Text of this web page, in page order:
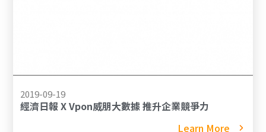
2019-09-19
經濟日報 X Vpon威朋大數據 推升企業競爭力
Learn More